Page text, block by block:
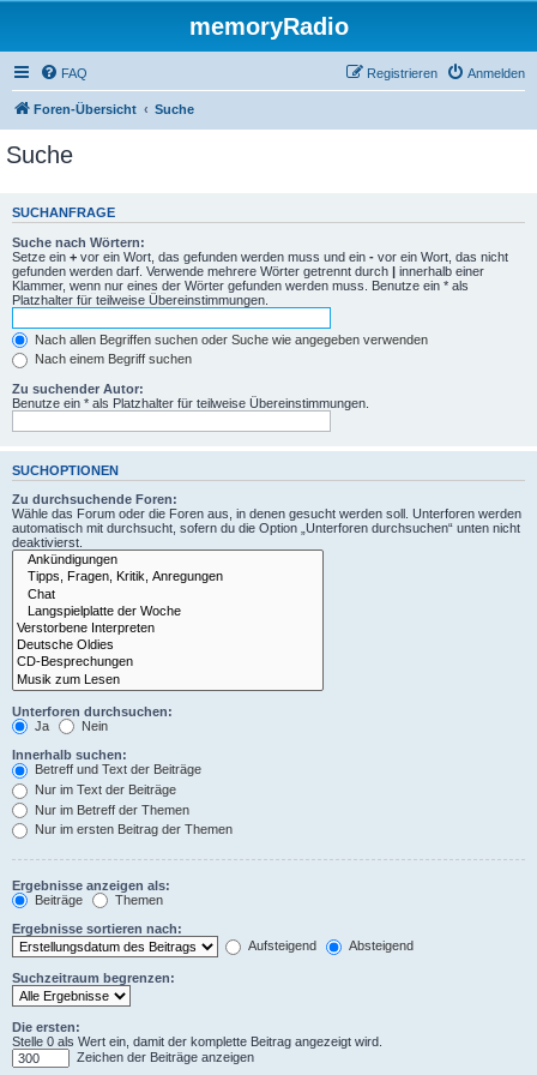
memoryRadio
FAQ Anmelden
Registrieren
Foren-Übersicht Suche
Suche
SUCHANFRAGE
Suche nach Wörtern:
Setze ein + vor ein Wort, das gefunden werden muss und ein - vor ein Wort, das nicht
gefunden werden darf. Verwende mehrere Wörter getrennt durch | innerhalb einer
Klammer, wenn nur eines der Wörter gefunden werden muss. Benutze ein * als
Platzhalter für teilweise Übereinstimmungen.
Nach allen Begriffen suchen oder Suche wie angegeben verwenden
Nach einem Begriff suchen
Zu suchender Autor:
Benutze ein * als Platzhalter für teilweise Übereinstimmungen.
SUCHOPTIONEN
Zu durchsuchende Foren:
Wähle das Forum oder die Foren aus, in denen gesucht werden soll. Unterforen werden
automatisch mit durchsucht, sofern du die Option „Unterforen durchsuchen“ unten nicht
deaktivierst.
Unterforen durchsuchen:
Ja
Nein
Innerhalb suchen:
Betreff und Text der Beiträge
Nur im Text der Beiträge
Nur im Betreff der Themen
Nur im ersten Beitrag der Themen
Ergebnisse anzeigen als:
Beiträge
Themen
Ergebnisse sortieren nach:
Aufsteigend
Absteigend
Suchzeitraum begrenzen:
Die ersten:
Stelle 0 als Wert ein, damit der komplette Beitrag angezeigt wird.
Zeichen der Beiträge anzeigen